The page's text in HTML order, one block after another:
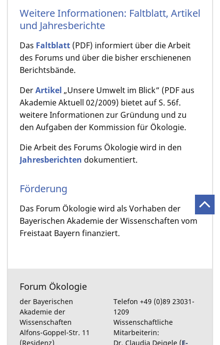
Weitere Informationen: Faltblatt, Artikel
und Jahresberichte
Das Faltblatt (PDF) informiert über die Arbeit
des Forums und über die bisher erschienenen
Berichtsbände.
DerArtikel „Unsere Umwelt im Blick” (PDF aus
Akademie Aktuell 02/2009) bietet auf S. 56f.
weitere Informationen zur Gründung und zu
den Aufgaben der Kommission für Ökologie.
Die Arbeit des Forums Ökologie wird in den
Jahresberichten dokumentiert.
Förderung
Das Forum Ökologie wird als Vorhaben der
Bayerischen Akademie der Wissenschaften vom
Freistaat Bayern finanziert.
Forum Ökologie
der Bayerischen
Akademie der
Wissenschaften
Alfons-Goppel-Str. 11
(Residenz)
Telefon +49 (0)89 23031-
1209
Wissenschaftliche
Mitarbeiterin:
Dr. Claudia Deigele (E-